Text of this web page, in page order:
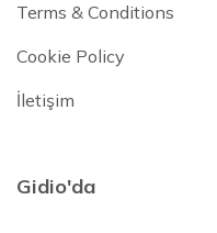
Terms & Conditions
Cookie Policy
İletişim
Gidio'da